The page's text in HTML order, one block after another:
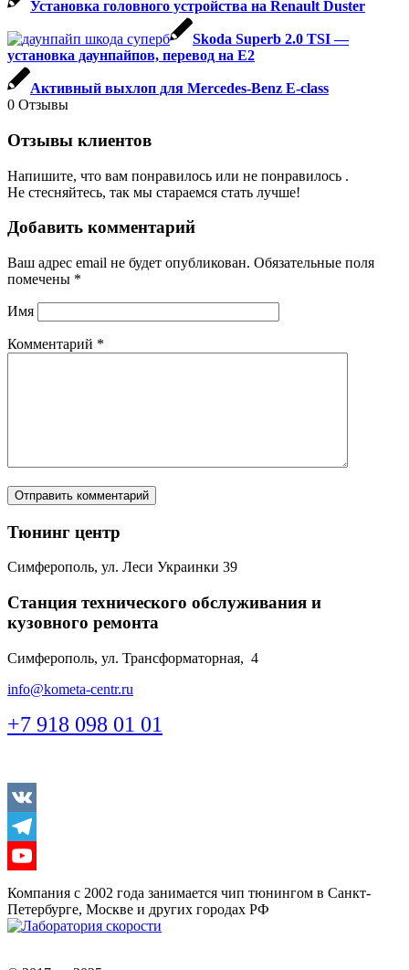
Установка головного устройства на Renault Duster
Skoda Superb 2.0 TSI —
установка даунпайпов, перевод на Е2
Активный выхлоп для Mercedes-Benz E-class
0 Отзывы
Отзывы клиентов
Напишите, что вам понравилось или не понравилось .
Не стесняйтесь, так мы стараемся стать лучше!
Добавить комментарий
Ваш адрес email не будет опубликован. Обязательные поля
помечены *
Имя
Комментарий *
Тюнинг центр
Симферополь, ул. Леси Украинки 39
Станция технического обслуживания и
кузовного ремонта
Симферополь, ул. Трансформаторная, 4
info@kometa-centr.ru
+7 918 098 01 01
Vkontakte
Telegram
Youtube
Компания с 2002 года занимается чип тюнингом в Санкт-
Петербурге, Москве и других городах РФ